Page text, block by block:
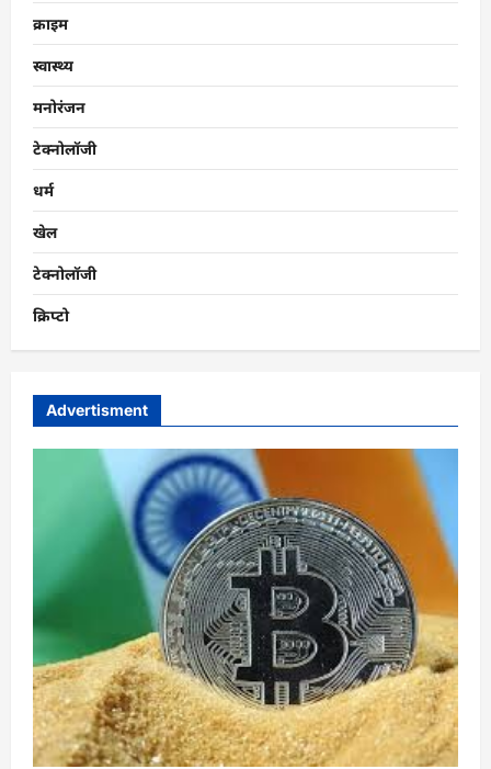
क्राइम
स्वास्थ्य
मनोरंजन
टेक्नोलॉजी
धर्म
खेल
टेक्नोलॉजी
क्रिप्टो
Advertisment